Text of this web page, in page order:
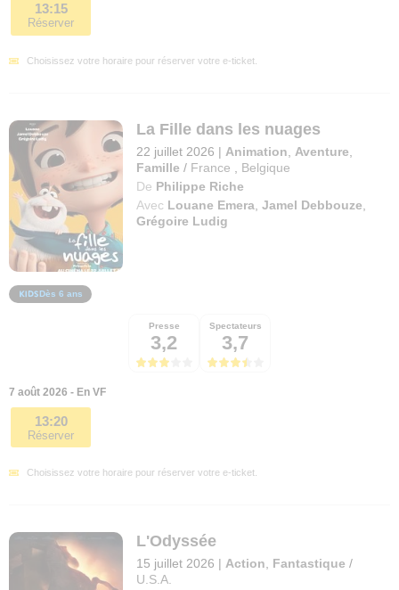
13:15
Réserver
Choisissez votre horaire pour réserver votre e-ticket.
La Fille dans les nuages
22 juillet 2026 | Animation Aventure
Famille / France
Belgique
De Philippe Riche
Avec Louane Emera ,Jamel Debbouze
Grégoire Ludig
Dès 6 ans
Presse
3,2
Spectateurs
3,7
7 août 2026 - En VF
13:20
Réserver
Choisissez votre horaire pour réserver votre e-ticket.
L'Odyssée
15 juillet 2026 | Action Fantastique /
U.S.A.